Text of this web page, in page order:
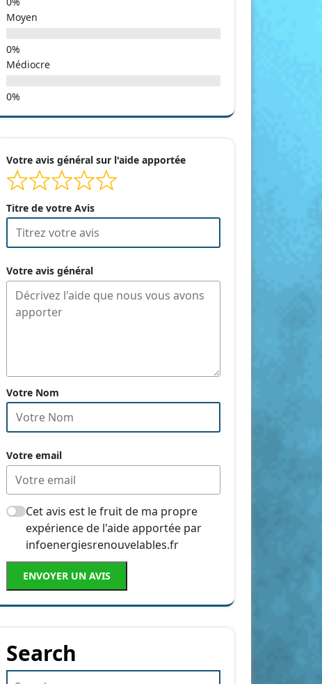
Moyen
Médiocre
Votre avis général sur l'aide apportée
Titre de votre Avis
Votre avis général
Votre Nom
Votre email
Cet avis est le fruit de ma propre
expérience de l'aide apportée par
infoenergiesrenouvelables.fr
ENVOYER UN AVIS
Search